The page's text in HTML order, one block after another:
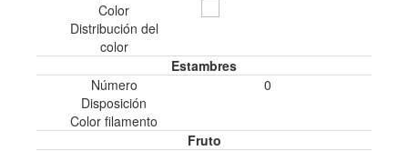
Color
Distribución del
color
Estambres
Número
0
Disposición
Color filamento
Fruto